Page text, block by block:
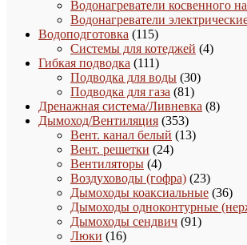
Водонагреватели косвенного
Водонагреватели
Водоподготовка 115115
товаров
Системы для котеджей 44
Гибкая подводка 111111
товаров
Подводка для воды 3030
Подводка для газа 8181
товар
Дренажная система/Ливневка 88
Дымоход/Вентиляция 353353
товара
Вент. канал белый 1313
Вент. решетки 2424
Вентиляторы 44
товара
Воздуховоды (гофра) 2323
товара
Дымоходы коаксиальные 3636
Дымоходы одноконтурные
Дымоходы сендвич 9191
Люки 1616